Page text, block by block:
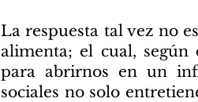
La respuesta tal vez no
alimenta; el cual, según
para abrirnos en un
sociales no solo